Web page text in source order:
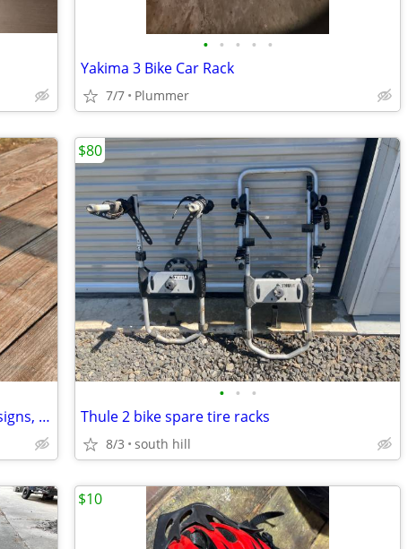
• • • • •
Yakima 3 Bike Car Rack
7/7 Plummer
MTB helmet, carbon fiber, Troy Lee Designs, md/lg
• • •
Thule 2 bike spare tire racks
8/3 south hill
$80
$10